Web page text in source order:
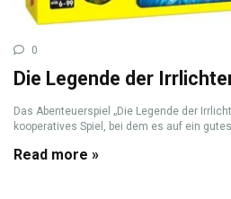
0
Die Legende der
Das Abenteuerspiel „Die Legende der
kooperatives Spiel, bei dem es auf ein
Read more »